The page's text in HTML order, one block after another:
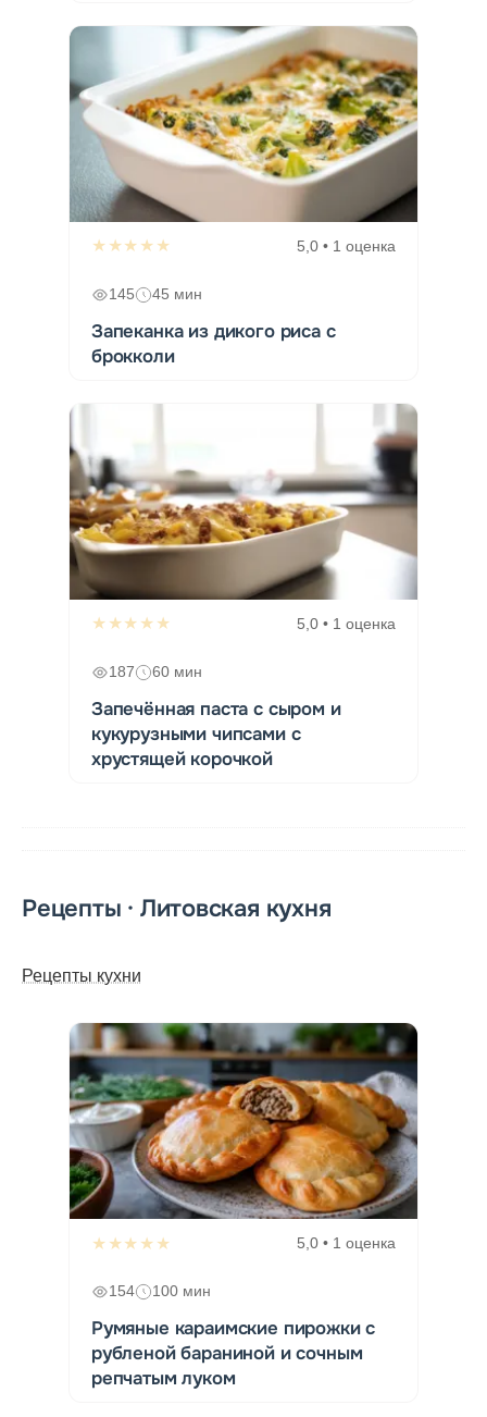
★★★★★ 5,0 • 1 оценка
145 45 мин
Запеканка из дикого риса с
брокколи
★★★★★ 5,0 • 1 оценка
187 60 мин
Запечённая паста с сыром и
кукурузными чипсами с
хрустящей корочкой
Рецепты · Литовская кухня
Рецепты кухни
★★★★★ 5,0 • 1 оценка
154 100 мин
Румяные караимские пирожки с
рубленой бараниной и сочным
репчатым луком